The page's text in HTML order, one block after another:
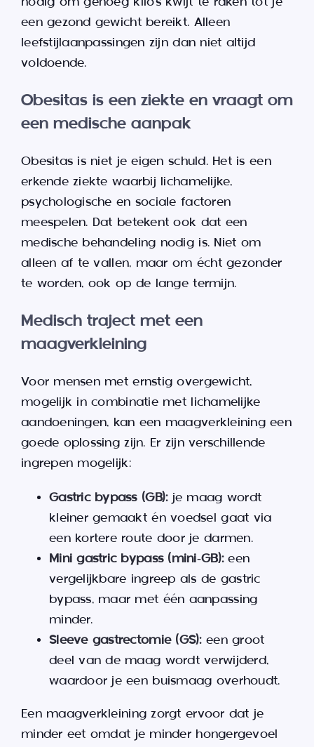
een gezond gewicht bereikt. Alleen
leefstijlaanpassingen zijn dan niet altijd
voldoende.
Obesitas is een ziekte en vraagt om
een medische aanpak
Obesitas is niet je eigen schuld. Het is een
erkende ziekte waarbij lichamelijke,
psychologische en sociale factoren
meespelen. Dat betekent ook dat een
medische behandeling nodig is. Niet om
alleen af te vallen, maar om écht gezonder
te worden, ook op de lange termijn.
Medisch traject met een
maagverkleining
Voor mensen met ernstig overgewicht,
mogelijk in combinatie met lichamelijke
aandoeningen, kan een maagverkleining een
goede oplossing zijn. Er zijn verschillende
ingrepen mogelijk:
Gastric bypass (GB):je maag wordt
kleiner gemaakt én voedsel gaat via
een kortere route door je darmen.
Mini gastric bypass (mini‑GB):een
vergelijkbare ingreep als de gastric
bypass, maar met één aanpassing
minder.
Sleeve gastrectomie (GS):een groot
deel van de maag wordt verwijderd,
waardoor je een buismaag overhoudt.
Een maagverkleining zorgt ervoor dat je
minder eet omdat je minder hongergevoel